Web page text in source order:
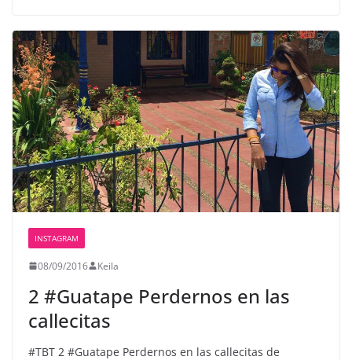
INSTAGRAM
08/09/2016 Keila
2 #Guatape️ Perdernos en las
callecitas
#TBT 2 #Guatape Perdernos en las callecitas de